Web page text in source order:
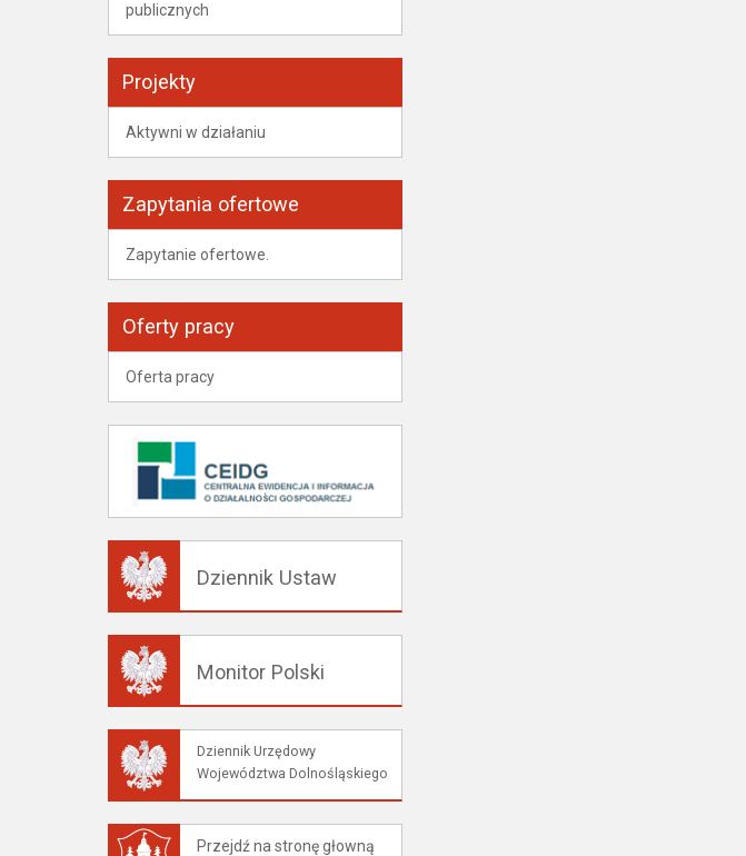
publicznych
Projekty
Aktywni w działaniu
Zapytania ofertowe
Zapytanie ofertowe.
Oferty pracy
Oferta pracy
Dziennik Ustaw
Monitor Polski
Dziennik Urzędowy
Województwa Dolnośląskiego
Przejdź na stronę głowną